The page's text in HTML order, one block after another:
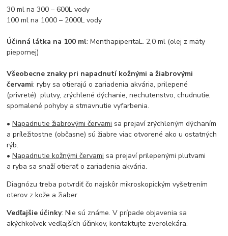
30 ml na 300 – 600L vody
100 ml na 1000 – 2000L vody
Účinná látka na 100 ml: MenthapiperitaL. 2,0 ml (olej z mäty
piepornej)
Všeobecne znaky pri napadnutí kožnými a žiabrovými
červami: ryby sa otierajú o zariadenia akvária, prilepené
(privreté) plutvy, zrýchlené dýchanie, nechutenstvo, chudnutie,
spomalené pohyby a stmavnutie vyfarbenia.
•Napadnutie žiabrovými červami sa prejaví zrýchleným dýchaním
a príležitostne (občasne) sú žiabre viac otvorené ako u ostatných
rýb.
•Napadnutie kožnými červami sa prejaví prilepenými plutvami
a ryba sa snaží otierať o zariadenia akvária.
Diagnózu treba potvrdiť čo najskôr mikroskopickým vyšetrením
oterov z kože a žiaber.
Vedľajšie účinky: Nie sú známe. V prípade objavenia sa
akýchkoľvek vedľajších účinkov, kontaktujte zverolekára.